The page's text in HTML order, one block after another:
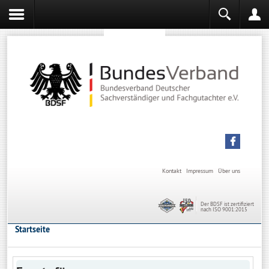
Über uns
Impressum
Kontakt
Der BDSF ist zertifiziert
nach ISO 9001:2015
Startseite